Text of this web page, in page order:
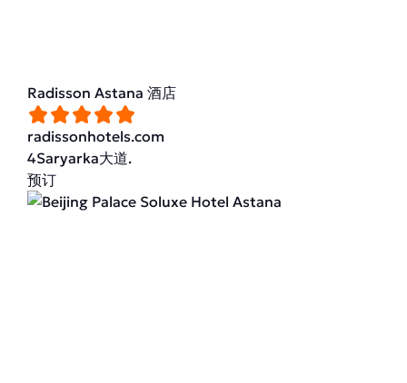
Radisson Astana 酒店
radissonhotels.com
4Saryarka大道.
预订